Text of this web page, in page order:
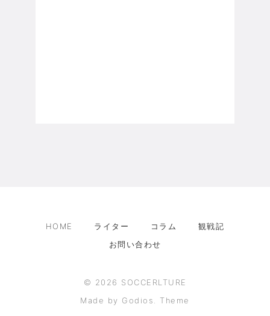
HOME ライター コラム
観戦記
お問い合わせ
© 2026 SOCCERLTURE
Made by Godios. Theme